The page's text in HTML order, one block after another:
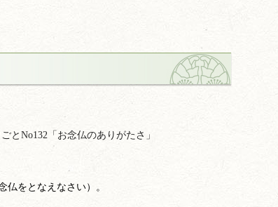
とNo132「お念仏のありがたさ」
仏をとなえなさい）。